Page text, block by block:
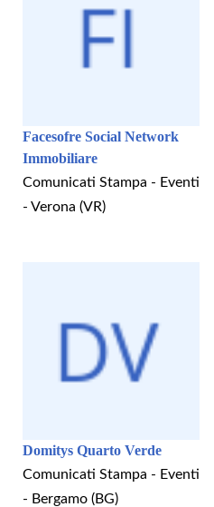
Facesofre Social Network
Immobiliare
Comunicati Stampa - Eventi
- Verona (VR)
Domitys Quarto Verde
Comunicati Stampa - Eventi
- Bergamo (BG)